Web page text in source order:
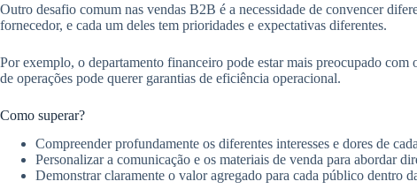
Outro desafio comum nas vendas B2B é a necessidade de convencer
fornecedor, e cada um deles tem prioridades e expectativas diferentes.
Por exemplo, o departamento financeiro pode estar mais preocupado
de operações pode querer garantias de eficiência operacional.
Como superar?
Compreender profundamente os diferentes interesses e dores de
Personalizar a comunicação e os materiais de venda para abordar
Demonstrar claramente o valor agregado para cada público dentro